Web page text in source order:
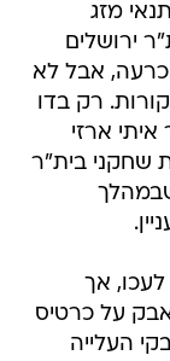
מזג
ירושלים
אבל לא
רק בדו
ארזי
שחקני בית"ר
אך
על כרטיס
העלייה